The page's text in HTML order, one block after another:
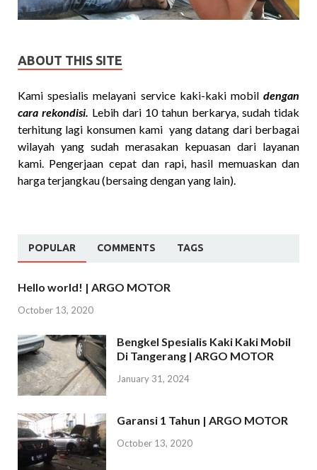
ABOUT THIS SITE
Kami spesialis melayani service kaki-kaki mobil dengan
cara rekondisi. Lebih dari 10 tahun berkarya, sudah tidak
terhitung lagi konsumen kami yang datang dari berbagai
wilayah yang sudah merasakan kepuasan dari layanan
kami. Pengerjaan cepat dan rapi, hasil memuaskan dan
harga terjangkau (bersaing dengan yang lain).
POPULAR COMMENTS TAGS
Hello world! | ARGO MOTOR
October 13, 2020
Bengkel Spesialis Kaki Kaki Mobil
Di Tangerang | ARGO MOTOR
January 31, 2024
Garansi 1 Tahun | ARGO MOTOR
October 13, 2020